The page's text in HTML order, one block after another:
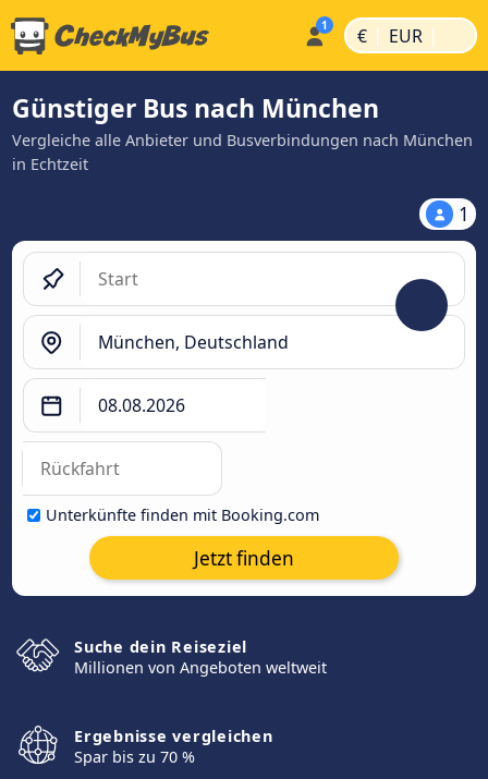
€ | EUR |
Günstiger Bus nach München
Vergleiche alle Anbieter und Busverbindungen nach München
in Echtzeit
1
Unterkünfte finden mit Booking.com
Jetzt finden
Suche dein Reiseziel
Millionen von Angeboten weltweit
Ergebnisse vergleichen
Spar bis zu 70 %